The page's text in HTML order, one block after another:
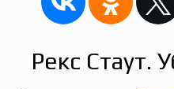
Рекс Стаут.